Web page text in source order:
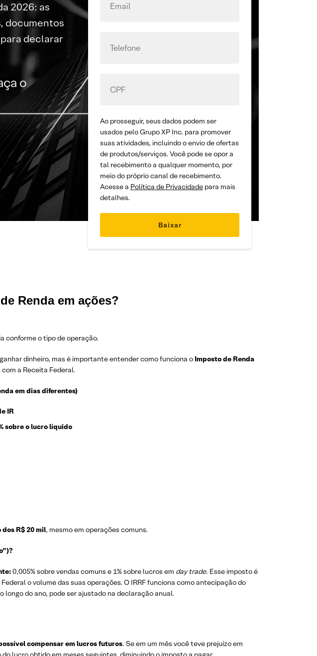
2026: as
documentos
declarar
o
Ao prosseguir, seus dados podem ser
usados pelo Grupo XP Inc. para promover
suas atividades, incluindo o envio de ofertas
de produtos/serviços. Você pode se opor a
tal recebimento a qualquer momento, por
meio do próprio canal de recebimento.
Acesse a Política de Privacidade para mais
detalhes.
Renda em ações?
conforme o tipo de operação.
dinheiro, mas é importante entender como funciona o Imposto de Renda
a Receita Federal.
em dias diferentes)
IR
sobre o lucro líquido
R$ 20 mil, mesmo em operações comuns.
0,005% sobre vendas comuns e 1% sobre lucros em day trade. Esse imposto é
o volume das suas operações. O IRRF funciona como antecipação do
do ano, pode ser ajustado na declaração anual.
compensar em lucros futuros. Se em um mês você teve prejuízo em